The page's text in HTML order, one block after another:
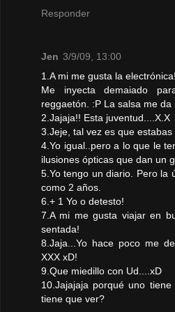
Responder
Jen 3/9/09, 13:00
1.A mi me gusta la
Me inyecta demaiado
reggaetón. :P La salsa me da
2.Jajaja!! Esta juventud....X.X
3.Jeje, tal vez es que
4.Yo igual..pero a lo que le
ilusiones ópticas que dan un
5.Yo tengo un diario. Pero la
como 2 años.
6.+ 1 Yo o detesto!
7.A mi me gusta viajar en
sentada!
8.Jaja...Yo hace poco me
XXX xD!
9.Que miedillo con Ud....xD
10.Jajajaja porqué uno
tiene que ver?